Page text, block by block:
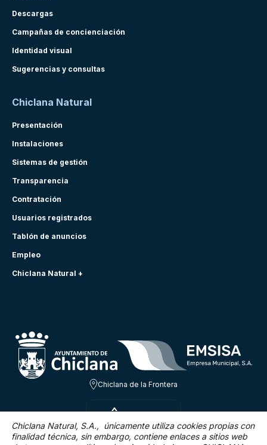
Descargas
Campañas de concienciación
Identidad visual
Sugerencias y consultas
Chiclana Natural
Presentación
Instalaciones
Sistemas de gestión
Transparencia
Contratación
Usuarios registrados
Tablón de anuncios
Empleo
Chiclana Natural +
Chiclana de la Frontera
JUE 6 AGO
28ºC
Chiclana Natural, S.A., únicamente utiliza cookies propias con
finalidad técnica, sin embargo, contiene enlaces a sitios web